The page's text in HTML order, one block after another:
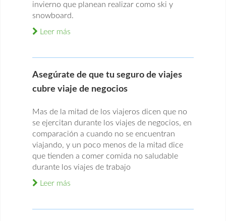
invierno que planean realizar como ski y
snowboard.
Leer más
Asegúrate de que tu seguro de viajes
cubre viaje de negocios
Mas de la mitad de los viajeros dicen que no
se ejercitan durante los viajes de negocios, en
comparación a cuando no se encuentran
viajando, y un poco menos de la mitad dice
que tienden a comer comida no saludable
durante los viajes de trabajo
Leer más